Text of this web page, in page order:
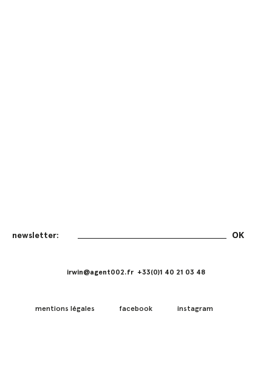
irwin@agent002.fr +33(0)1 40 21 03 48
mentions légales facebook instagram